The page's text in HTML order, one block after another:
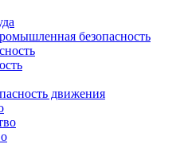
безопасность
движения